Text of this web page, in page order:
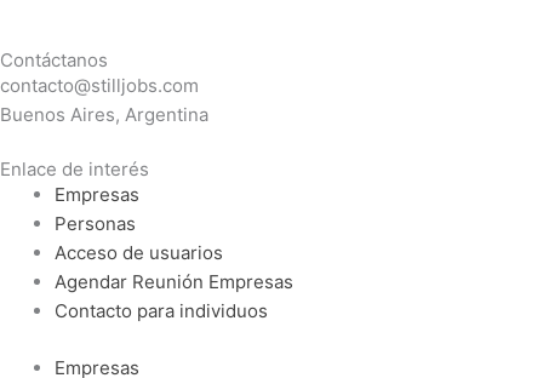
i
n
k
e
d
i
n
s
t
a
g
r
Contáctanos
contacto@stilljobs.com
Buenos Aires, Argentina
Enlace de interés
Empresas
Personas
Acceso de usuarios
Agendar Reunión Empresas
Contacto para individuos
Empresas